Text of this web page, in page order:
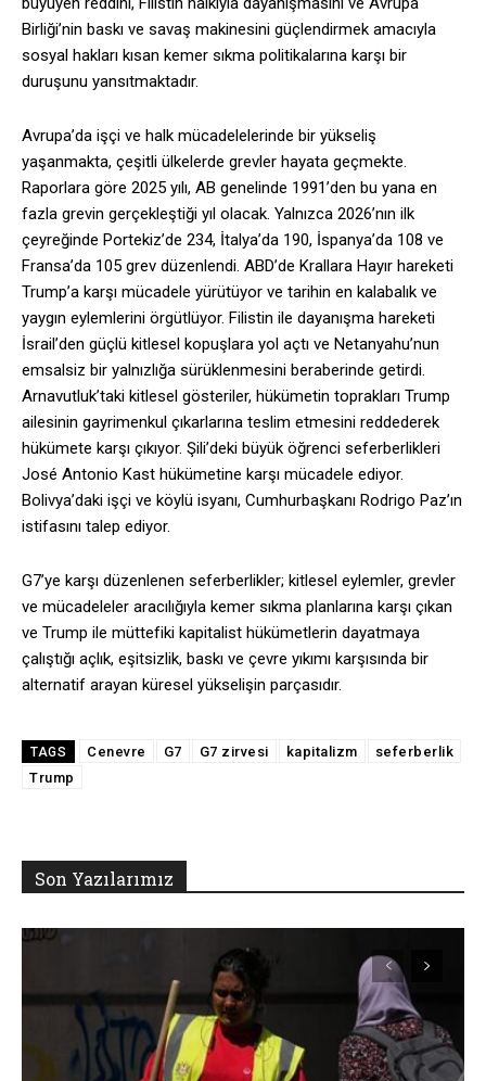
Birliği’nin baskı ve savaş makinesini güçlendirmek amacıyla
sosyal hakları kısan kemer sıkma politikalarına karşı bir
duruşunu yansıtmaktadır.
Avrupa’da işçi ve halk mücadelelerinde bir yükseliş
yaşanmakta, çeşitli ülkelerde grevler hayata geçmekte.
Raporlara göre 2025 yılı, AB genelinde 1991’den bu yana en
fazla grevin gerçekleştiği yıl olacak. Yalnızca 2026’nın ilk
çeyreğinde Portekiz’de 234, İtalya’da 190, İspanya’da 108 ve
Fransa’da 105 grev düzenlendi. ABD’de Krallara Hayır hareketi
Trump’a karşı mücadele yürütüyor ve tarihin en kalabalık ve
yaygın eylemlerini örgütlüyor. Filistin ile dayanışma hareketi
İsrail’den güçlü kitlesel kopuşlara yol açtı ve Netanyahu’nun
emsalsiz bir yalnızlığa sürüklenmesini beraberinde getirdi.
Arnavutluk’taki kitlesel gösteriler, hükümetin toprakları Trump
ailesinin gayrimenkul çıkarlarına teslim etmesini reddederek
hükümete karşı çıkıyor. Şili’deki büyük öğrenci seferberlikleri
José Antonio Kast hükümetine karşı mücadele ediyor.
Bolivya’daki işçi ve köylü isyanı, Cumhurbaşkanı Rodrigo Paz’ın
istifasını talep ediyor.
G7’ye karşı düzenlenen seferberlikler; kitlesel eylemler, grevler
ve mücadeleler aracılığıyla kemer sıkma planlarına karşı çıkan
ve Trump ile müttefiki kapitalist hükümetlerin dayatmaya
çalıştığı açlık, eşitsizlik, baskı ve çevre yıkımı karşısında bir
alternatif arayan küresel yükselişin parçasıdır.
TAGS Cenevre G7 G7 zirvesi kapitalizm
seferberlik
Trump
Son Yazılarımız